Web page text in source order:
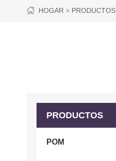
HOGAR PRODUCTOS
PRODUCTOS
POM